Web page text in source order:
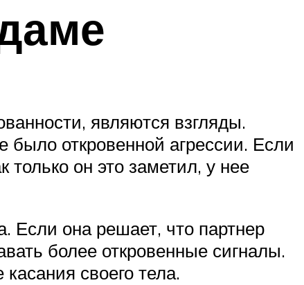
являются взгляды.
откровенной агрессии. Если
только он это заметил, у нее
Если она решает, что партнер
более откровенные сигналы.
своего тела.